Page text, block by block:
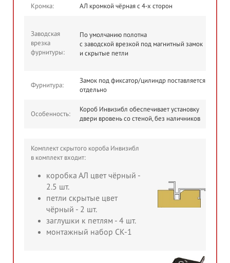
Кромка: АЛ кромкой чёрная с 4-х сторон
Заводская
врезка
фурнитуры:
По умолчанию полотна
с заводской врезкой под магнитный замок
и скрытые петли
Фурнитура:
Замок под фиксатор/цилиндр поставляется
отдельно
Особенность:
Короб Инвизибл обеспечивает установку
двери вровень со стеной, без наличников
Комплект скрытого короба Инвизибл
в комплект входит:
коробка АЛ цвет чёрный -
2.5 шт.
петли скрытые цвет
чёрный - 2 шт.
заглушки к петлям - 4 шт.
монтажный набор СК-1